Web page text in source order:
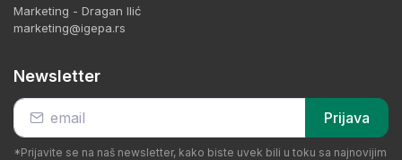
Marketing - Dragan Ilić
marketing@igepa.rs
Newsletter
Prijava
*Prijavite se na naš newsletter, kako biste uvek bili u toku sa najnovijim